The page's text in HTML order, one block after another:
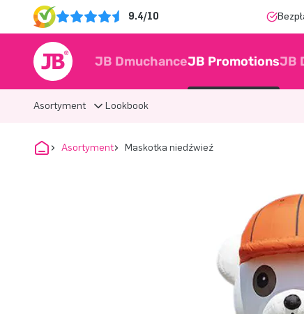
9.4/10
JB DmuchanceJB PromotionsJB
Asortyment Lookbook
Asortyment Maskotka niedźwieź